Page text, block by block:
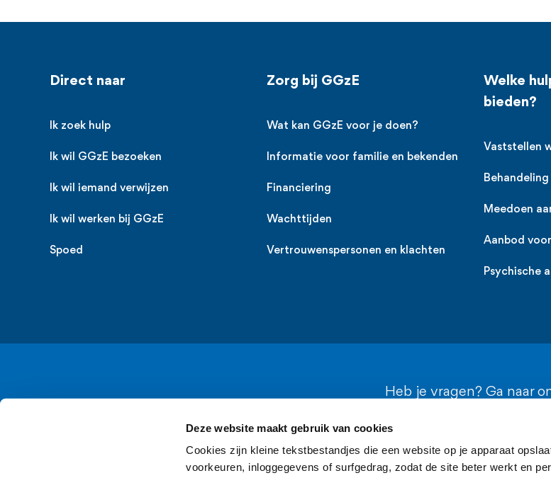
Deze website maakt gebruik van cookies
Cookies zijn kleine tekstbestandjes die een website op je apparaat
voorkeuren, inloggegevens of surfgedrag, zodat de site beter werkt en
Voet
Direct naar
Ik zoek hulp
Ik wil GGzE bezoeken
Ik wil iemand verwijzen
Ik wil werken bij GGzE
Spoed
Zorg bij GGzE
Wat kan GGzE voor je doen?
Informatie voor familie en bekenden
Financiering
Wachttijden
Vertrouwenspersonen en klachten
Welke
bieden?
Vaststellen
Behandeling
Meedoen
Aanbod
Psychische
Heb je vragen? Ga naar